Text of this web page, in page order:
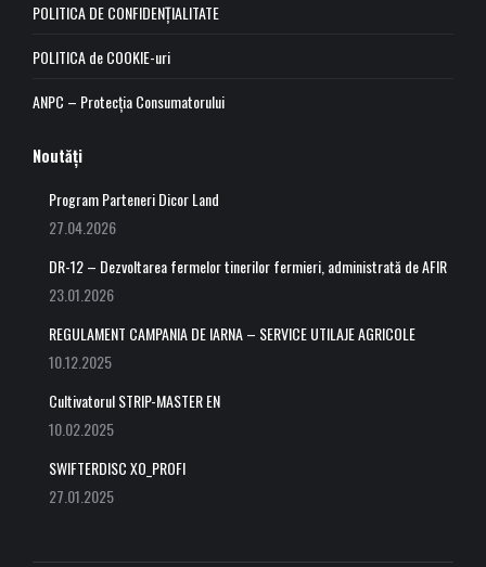
windowwindowwindowwindow
POLITICA DE CONFIDENȚIALITATE
POLITICA de COOKIE-uri
ANPC – Protecția Consumatorului
Noutăți
Program Parteneri Dicor Land
27.04.2026
DR-12 – Dezvoltarea fermelor tinerilor fermieri, administrată de AFIR
23.01.2026
REGULAMENT CAMPANIA DE IARNA – SERVICE UTILAJE AGRICOLE
10.12.2025
Cultivatorul STRIP-MASTER EN
10.02.2025
SWIFTERDISC XO_PROFI
27.01.2025